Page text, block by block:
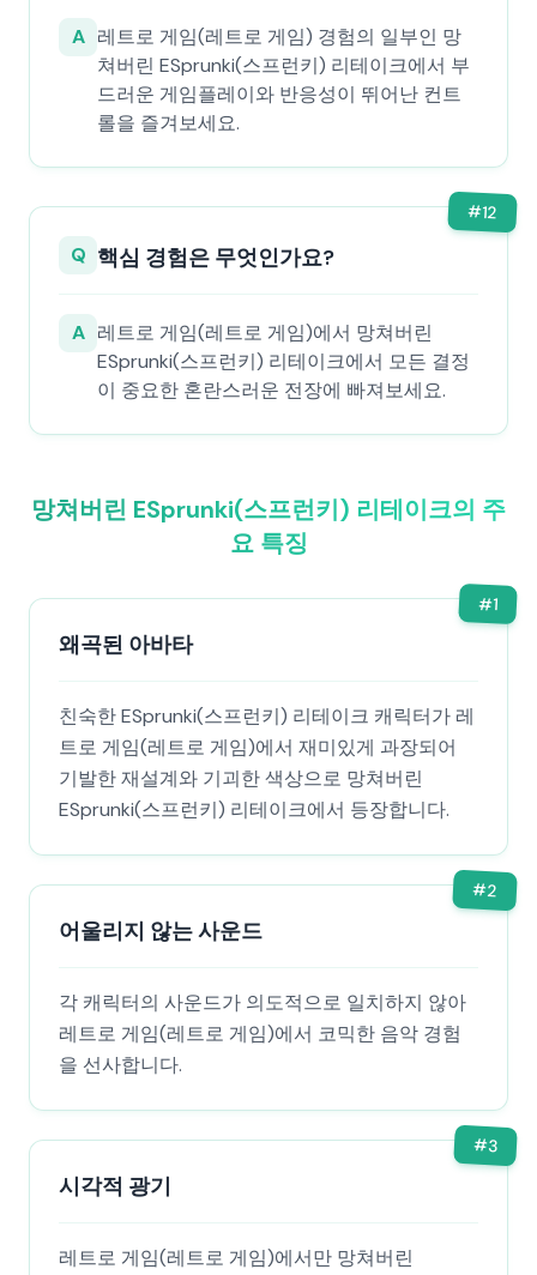
A 레트로 게임(레트로 게임) 경험의 일부인 망
쳐버린 ESprunki(스프런키) 리테이크에서 부
드러운 게임플레이와 반응성이 뛰어난 컨트
롤을 즐겨보세요.
#12
Q 핵심 경험은 무엇인가요?
A 레트로 게임(레트로 게임)에서 망쳐버린
ESprunki(스프런키) 리테이크에서 모든 결정
이 중요한 혼란스러운 전장에 빠져보세요.
망쳐버린 ESprunki(스프런키) 리테이크의 주
요 특징
#1
왜곡된 아바타
친숙한 ESprunki(스프런키) 리테이크 캐릭터가 레
트로 게임(레트로 게임)에서 재미있게 과장되어
기발한 재설계와 기괴한 색상으로 망쳐버린
ESprunki(스프런키) 리테이크에서 등장합니다.
#2
어울리지 않는 사운드
각 캐릭터의 사운드가 의도적으로 일치하지 않아
레트로 게임(레트로 게임)에서 코믹한 음악 경험
을 선사합니다.
#3
시각적 광기
레트로 게임(레트로 게임)에서만 망쳐버린